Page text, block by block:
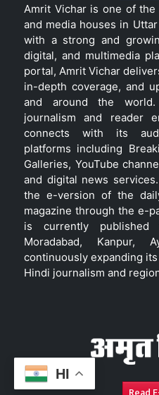
HI
Amrit Vichar is one of
and media houses in
with a strong and
digital, and multimedia
portal, Amrit Vichar
in-depth coverage, and
and around the
journalism and reader
connects with its
platforms including
Galleries, YouTube
and digital news
the e-version of the
magazine through the e-
is currently published
Moradabad, Kanpur,
continuously expanding
Hindi journalism and